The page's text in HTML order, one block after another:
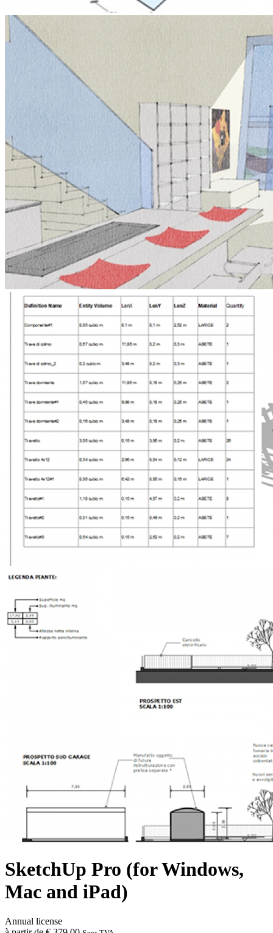
SketchUp Pro (for Windows,
Mac and iPad)
Annual license